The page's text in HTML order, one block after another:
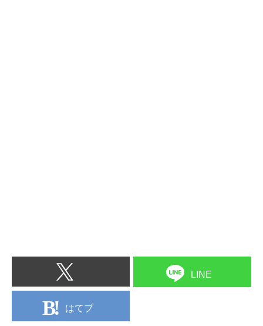
LINE
はてブ